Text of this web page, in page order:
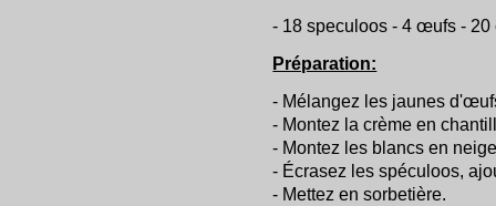
- 18 speculoos - 4 œufs - 20
Préparation:
- Mélangez les jaunes
- Montez la crème en
- Montez les blancs en
- Écrasez les spéculoos,
- Mettez en sorbetière.